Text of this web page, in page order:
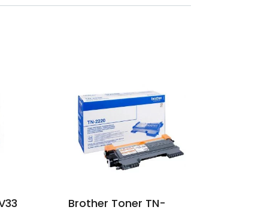
Brother Toner TN-